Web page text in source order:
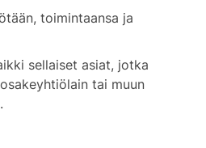
toimintaansa ja
sellaiset asiat, jotka
tai muun